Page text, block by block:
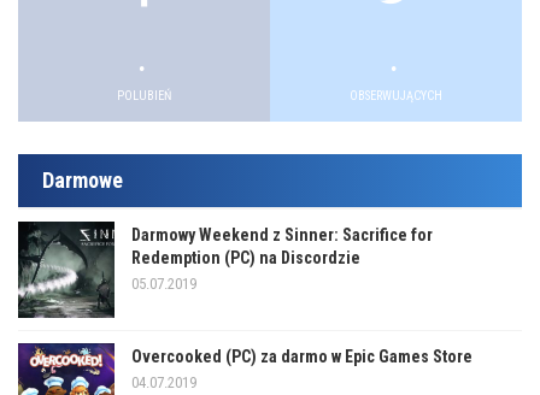
.
POLUBIEŃ
.
OBSERWUJĄCYCH
Darmowe
Darmowy Weekend z Sinner: Sacrifice for
Redemption (PC) na Discordzie
05.07.2019
Overcooked (PC) za darmo w Epic Games Store
04.07.2019